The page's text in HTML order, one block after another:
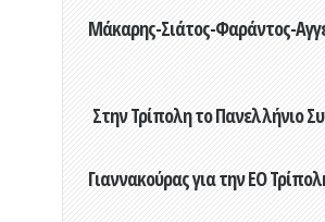
Μάκαρης-Σιάτος-Φαράντος-
Στην Τρίπολη το Πανελλήνιο
Γιαννακούρας για την EO